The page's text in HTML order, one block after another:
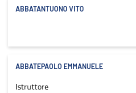
ABBATANTUONO VITO
ABBATEPAOLO EMMANUELE
Istruttore